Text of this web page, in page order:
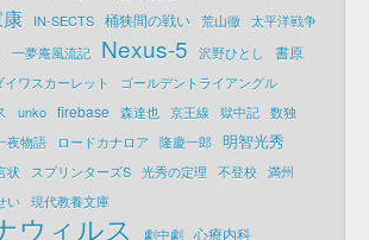
IN-SECTS 桶狭間の戦い 荒山徹 太平洋戦争
一夢庵風流記 Nexus-5 沢野ひとし 書原
イワスカーレット ゴールデントライアングル
unko firebase 森達也 京王線 獄中記 数独
夜物語 ロードカナロア 隆慶一郎 明智光秀
状 スプリンターズS 光秀の定理 不登校 満州
い 現代教養文庫
ウィルス 劇中劇 心療内科